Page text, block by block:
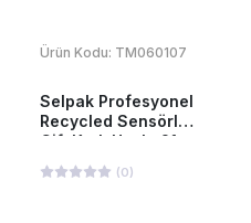
Ürün Kodu: TM060107
Selpak Profesyonel
Recycled Sensörlü
Çift Katlı Havlu 21
(0)